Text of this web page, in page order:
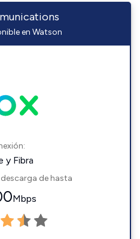
en Watson
y Fibra
de hasta
Mbps